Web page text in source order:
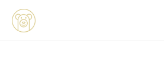
contenido